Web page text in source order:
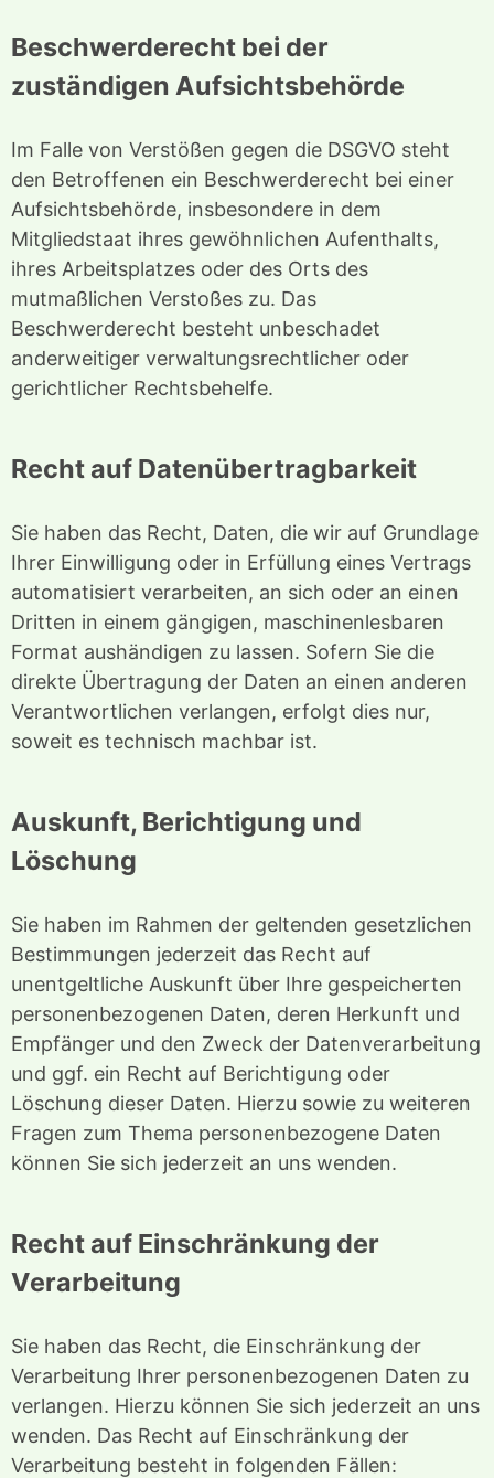
Beschwerderecht bei der
zuständigen Aufsichtsbehörde
Im Falle von Verstößen gegen die DSGVO steht
den Betroffenen ein Beschwerderecht bei einer
Aufsichtsbehörde, insbesondere in dem
Mitgliedstaat ihres gewöhnlichen Aufenthalts,
ihres Arbeitsplatzes oder des Orts des
mutmaßlichen Verstoßes zu. Das
Beschwerderecht besteht unbeschadet
anderweitiger verwaltungsrechtlicher oder
gerichtlicher Rechtsbehelfe.
Recht auf Datenübertragbarkeit
Sie haben das Recht, Daten, die wir auf Grundlage
Ihrer Einwilligung oder in Erfüllung eines Vertrags
automatisiert verarbeiten, an sich oder an einen
Dritten in einem gängigen, maschinenlesbaren
Format aushändigen zu lassen. Sofern Sie die
direkte Übertragung der Daten an einen anderen
Verantwortlichen verlangen, erfolgt dies nur,
soweit es technisch machbar ist.
Auskunft, Berichtigung und
Löschung
Sie haben im Rahmen der geltenden gesetzlichen
Bestimmungen jederzeit das Recht auf
unentgeltliche Auskunft über Ihre gespeicherten
personenbezogenen Daten, deren Herkunft und
Empfänger und den Zweck der Datenverarbeitung
und ggf. ein Recht auf Berichtigung oder
Löschung dieser Daten. Hierzu sowie zu weiteren
Fragen zum Thema personenbezogene Daten
können Sie sich jederzeit an uns wenden.
Recht auf Einschränkung der
Verarbeitung
Sie haben das Recht, die Einschränkung der
Verarbeitung Ihrer personenbezogenen Daten zu
verlangen. Hierzu können Sie sich jederzeit an uns
wenden. Das Recht auf Einschränkung der
Verarbeitung besteht in folgenden Fällen: